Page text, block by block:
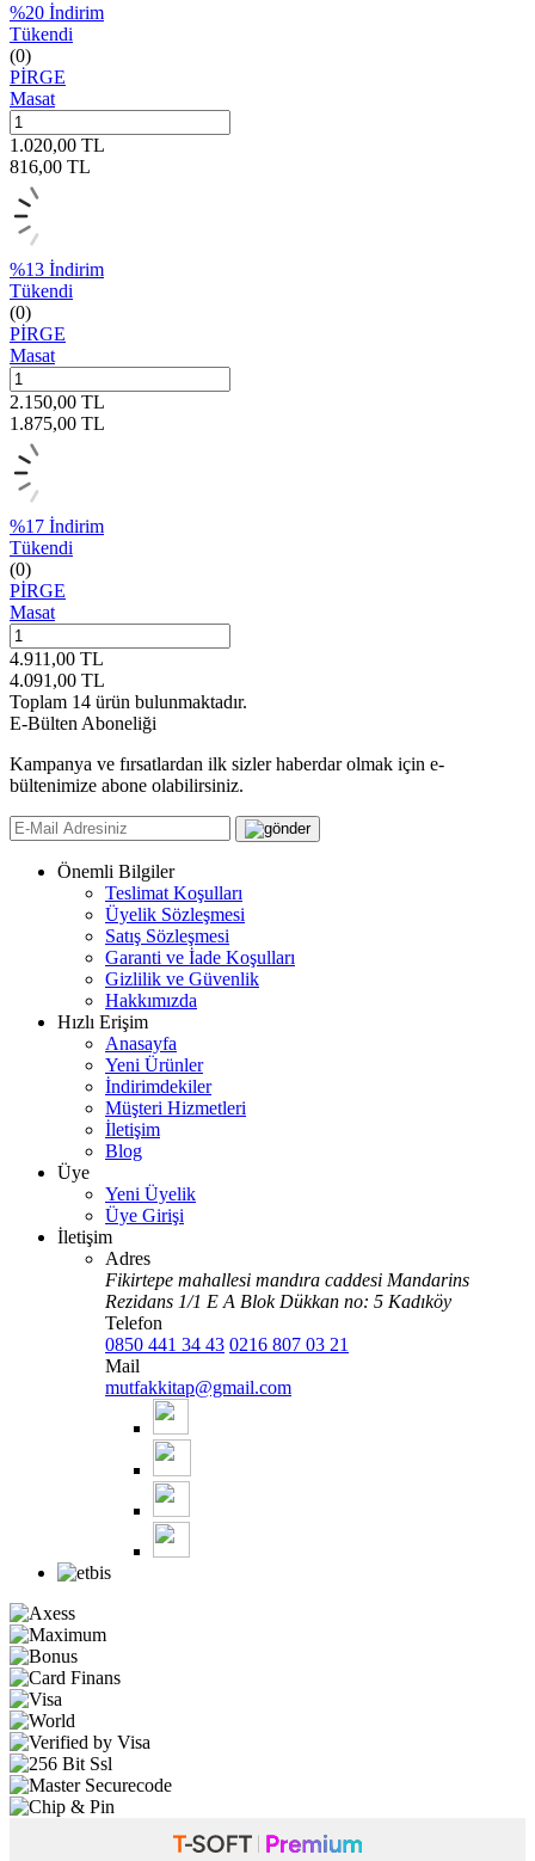
%20 İndirim
Tükendi
(0)
PİRGE
Masat
1.020,00 TL
816,00 TL
%13 İndirim
Tükendi
(0)
PİRGE
Masat
2.150,00 TL
1.875,00 TL
%17 İndirim
Tükendi
(0)
PİRGE
Masat
4.911,00 TL
4.091,00 TL
Toplam 14 ürün bulunmaktadır.
E-Bülten Aboneliği
Kampanya ve fırsatlardan ilk sizler haberdar olmak için e-
bültenimize abone olabilirsiniz.
Önemli Bilgiler
Teslimat Koşulları
Üyelik Sözleşmesi
Satış Sözleşmesi
Garanti ve İade Koşulları
Gizlilik ve Güvenlik
Hakkımızda
Hızlı Erişim
Anasayfa
Yeni Ürünler
İndirimdekiler
Müşteri Hizmetleri
İletişim
Blog
Üye
Yeni Üyelik
Üye Girişi
İletişim
Adres
Fikirtepe mahallesi mandıra caddesi Mandarins
Rezidans 1/1 E A Blok Dükkan no: 5 Kadıköy
Telefon
0850 441 34 43 0216 807 03 21
Mail
mutfakkitap@gmail.com